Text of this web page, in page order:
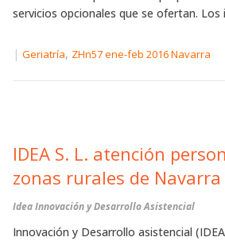
servicios opcionales que se ofertan. Los
| Geriatría, ZHn57 ene-feb 2016 Navarra
IDEA S. L. atención
zonas rurales de Navarra
Idea Innovación y Desarrollo Asistencial
Innovación y Desarrollo asistencial